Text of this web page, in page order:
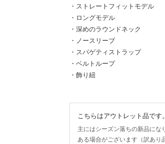
・ストレートフィットモデル
・ロングモデル
・深めのラウンドネック
・ノースリーブ
・スパゲティストラップ
・ベルトループ
・飾り紐
こちらはアウトレット品です。
主にはシーズン落ちの新品に
ある場合がございます（訳あり